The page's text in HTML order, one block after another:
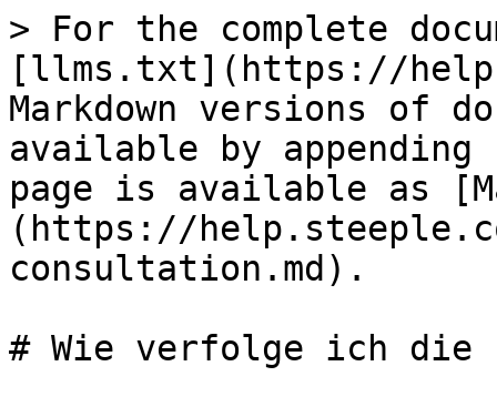
> For the complete
[llms.txt](https://
Markdown versions of
available by
page is available as
(https://
consultation.md).
# Wie verfolge ich die